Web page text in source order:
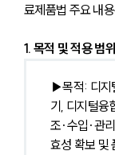
료제품법 주요 내
1. 목적 및 적용 범위
▶목적: 디지
기, 디지털융
조·수입·관
효성 확보 및